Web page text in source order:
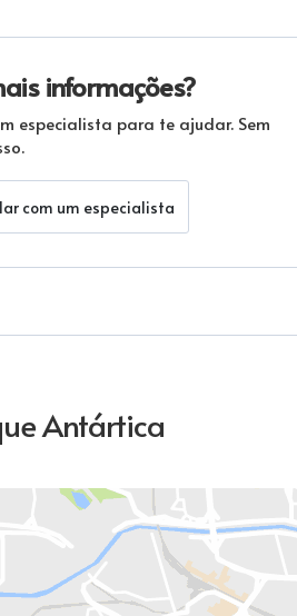
informações?
especialista para te ajudar. Sem
com um especialista
Antártica